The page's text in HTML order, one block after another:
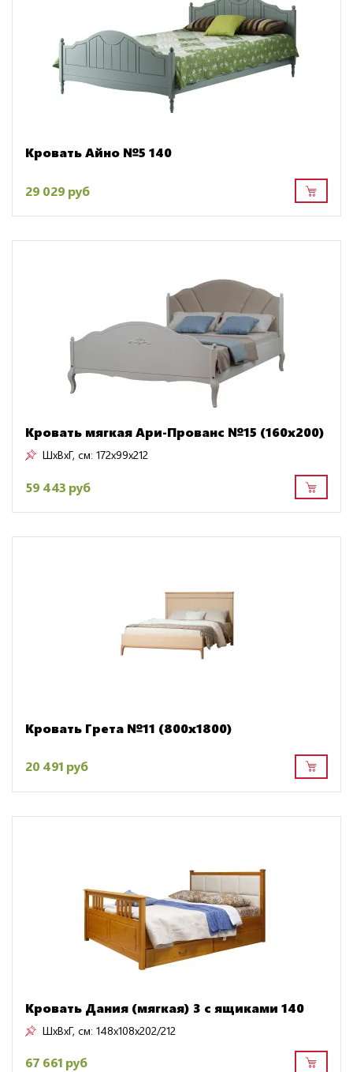
Кровать Айно №5 140
29 029 руб
Кровать мягкая Ари-Прованс №15 (160х200)
ШxВxГ, см: 172x99x212
59 443 руб
Кровать Грета №11 (800х1800)
20 491 руб
Кровать Дания (мягкая) 3 с ящиками 140
ШxВxГ, см: 148x108x202/212
67 661 руб